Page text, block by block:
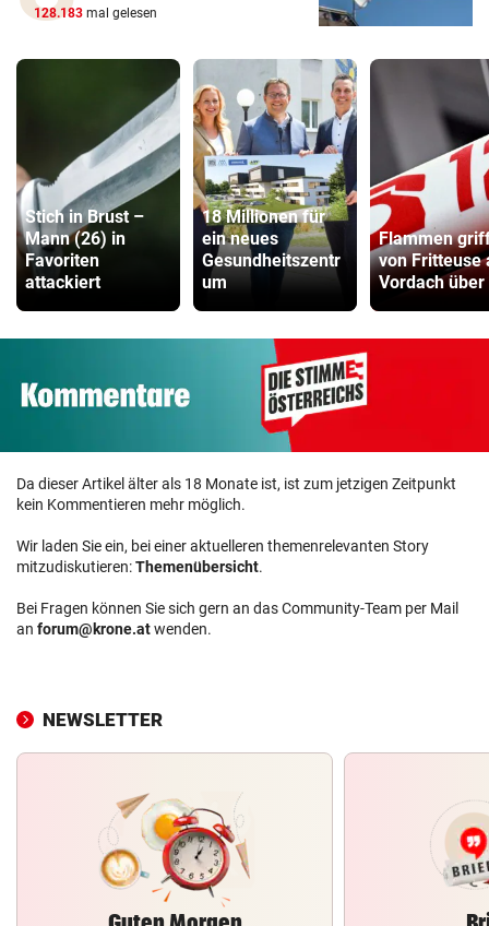
128.183 mal gelesen
Stich in Brust –
Mann (26) in
Favoriten
attackiert
18 Millionen für
ein neues
Gesundheitszentr
um
Flammen
von Fritteuse
Vordach über
Da dieser Artikel älter als 18 Monate ist, ist zum jetzigen Zeitpunkt
kein Kommentieren mehr möglich.
Wir laden Sie ein, bei einer aktuelleren themenrelevanten Story
mitzudiskutieren:Themenübersicht.
Bei Fragen können Sie sich gern an das Community-Team per Mail
an forum@krone.atwenden.
NEWSLETTER